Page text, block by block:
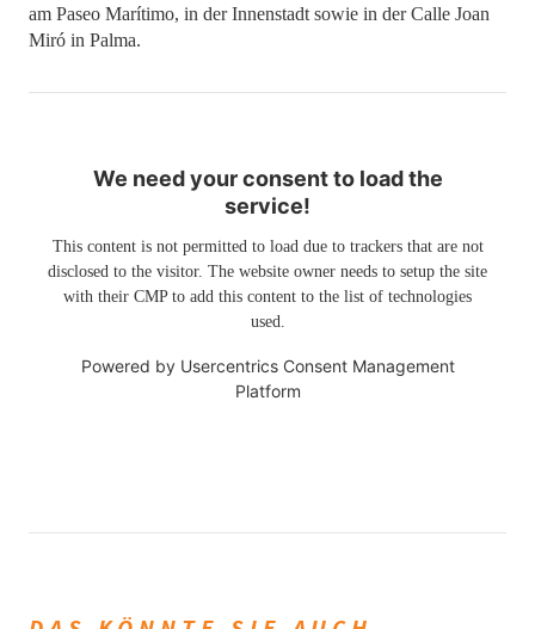
am Paseo Marítimo, in der Innenstadt sowie in der Calle Joan
Miró in Palma.
We need your consent to load the
service!
This content is not permitted to load due to trackers that are not
disclosed to the visitor. The website owner needs to setup the site
with their CMP to add this content to the list of technologies
used.
Powered by Usercentrics Consent Management
Platform